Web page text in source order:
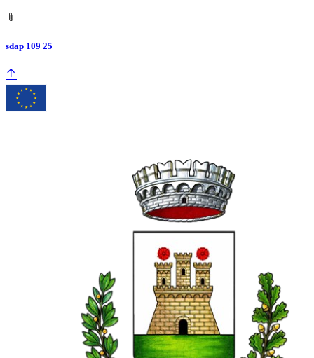
sdap 109 25